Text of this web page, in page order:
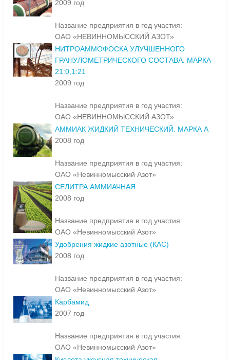
2009 год
Название предприятия в год участия:
ОАО «НЕВИННОМЫССКИЙ АЗОТ»
НИТРОАММОФОСКА УЛУЧШЕННОГО
ГРАНУЛОМЕТРИЧЕСКОГО СОСТАВА. МАРКА
21:0,1:21
2009 год
Название предприятия в год участия:
ОАО «НЕВИННОМЫССКИЙ АЗОТ»
АММИАК ЖИДКИЙ ТЕХНИЧЕСКИЙ. МАРКА А
2008 год
Название предприятия в год участия:
ОАО «Невинномысский Азот»
СЕЛИТРА АММИАЧНАЯ
2008 год
Название предприятия в год участия:
ОАО «Невинномысский Азот»
Удобрения жидкие азотные (КАС)
2008 год
Название предприятия в год участия:
ОАО «Невинномысский Азот»
Карбамид
2007 год
Название предприятия в год участия:
ОАО «Невинномысский Азот»